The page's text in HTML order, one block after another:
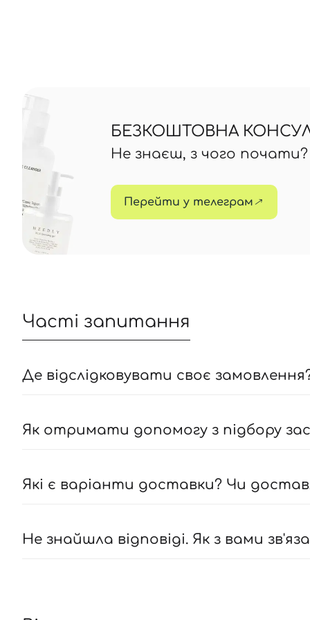
БЕЗКОШТОВНА
Не знаєш, з чого
Перейти у телеграм
Часті запитання
Де відслідковувати своє
Як отримати допомогу з підбору
Які є варіанти доставки? Чи
Не знайшла відповіді. Як з вами